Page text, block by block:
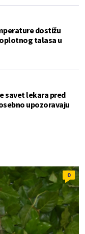
dostižu
talasa u
savet lekara pred
upozoravaju
0